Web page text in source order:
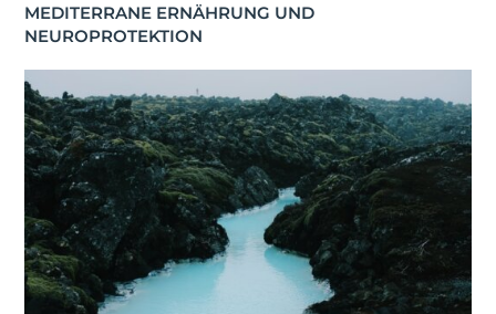
MEDITERRANE ERNÄHRUNG UND
NEUROPROTEKTION